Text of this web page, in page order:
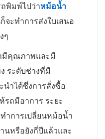
พิมพ์ไปว่าหม้อน้ำ
ะทำการส่งใบเสนอ
ๆ
มีคุณภาพและมี
ระดับช่างที่มี
ำได้ซึ่งการสั่งซื้อ
ถมีอาการ ระยะ
ำการเปลี่ยนหม้อน้ำ
หรือยังกี่ปีแล้วและ